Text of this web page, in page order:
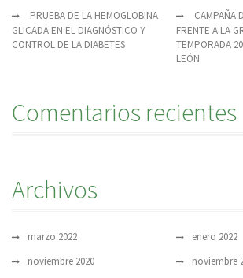
PRUEBA DE LA HEMOGLOBINA
GLICADA EN EL DIAGNÓSTICO Y
CONTROL DE LA DIABETES
CAMPAÑA
FRENTE A LA
TEMPORADA
LEÓN
Comentarios recientes
Archivos
marzo 2022
enero 2022
noviembre 2020
noviembre